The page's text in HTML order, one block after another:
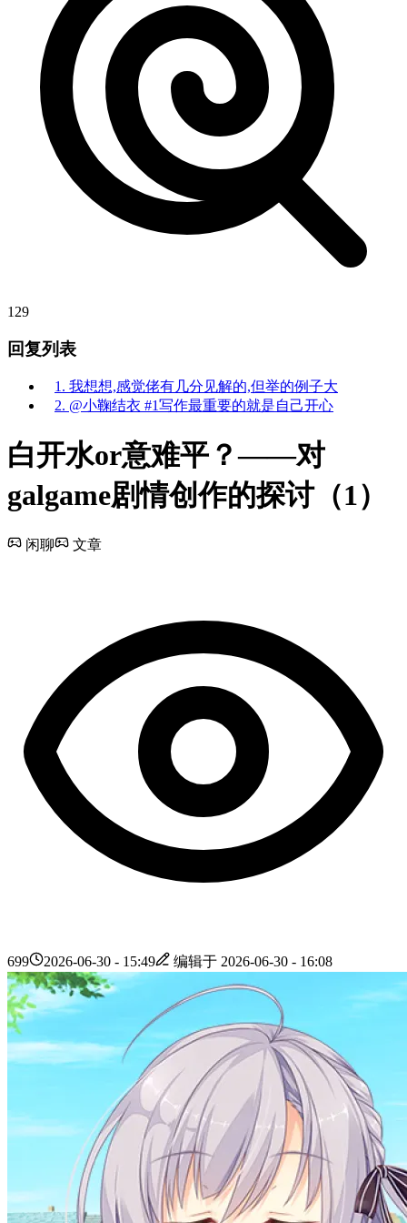
129
回复列表
1. 我想想,感觉佬有几分见解的,但举的例子大
2. @小鞠结衣 #1写作最重要的就是自己开心
白开水or意难平？——对
galgame剧情创作的探讨（1）
闲聊 文章
699 2026-06-30 - 15:49 编辑于 2026-06-30 - 16:08